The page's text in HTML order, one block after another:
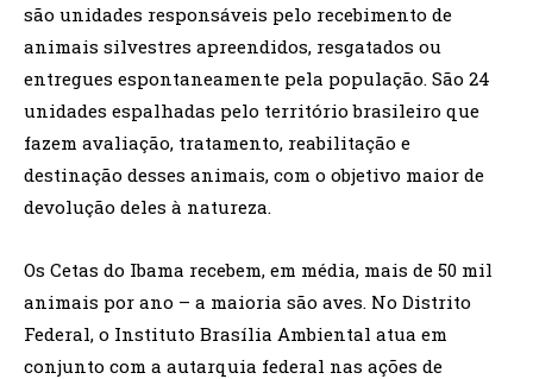
são unidades responsáveis pelo recebimento de
animais silvestres apreendidos, resgatados ou
entregues espontaneamente pela população. São 24
unidades espalhadas pelo território brasileiro que
fazem avaliação, tratamento, reabilitação e
destinação desses animais, com o objetivo maior de
devolução deles à natureza.
Os Cetas do Ibama recebem, em média, mais de 50 mil
animais por ano – a maioria são aves. No Distrito
Federal, o Instituto Brasília Ambiental atua em
conjunto com a autarquia federal nas ações de